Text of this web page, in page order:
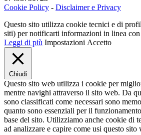
Cookie Policy - Disclaimer e Privacy
Questo sito utilizza cookie tecnici e di
siti) per notificarti informazioni in linea con
Leggi di più Impostazioni Accetto
Chiudi
Questo sito web utilizza i cookie per
mentre navighi attraverso il sito web. Da
sono classificati come necessari sono
quanto sono essenziali per il
base del sito. Utilizziamo anche cookie di
ad analizzare e capire come usi questo